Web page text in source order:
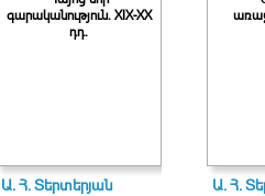
գարականություն. XIX-XX
դդ.
Ա. Հ. Տերտերյան
Ա. Հ.